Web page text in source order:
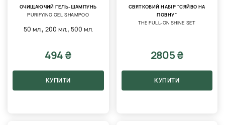
ОЧИЩАЮЧИЙ ГЕЛЬ-ШАМПУНЬ
PURIFYING GEL SHAMPOO
50 мл., 200 мл., 500 мл.
494 ₴
КУПИТИ
СВЯТКОВИЙ НАБІР "CЯЙВО НА
ПОВНУ"
THE FULL-ON SHINE SET
2805 ₴
КУПИТИ